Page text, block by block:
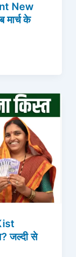
New
के
जल्दी से